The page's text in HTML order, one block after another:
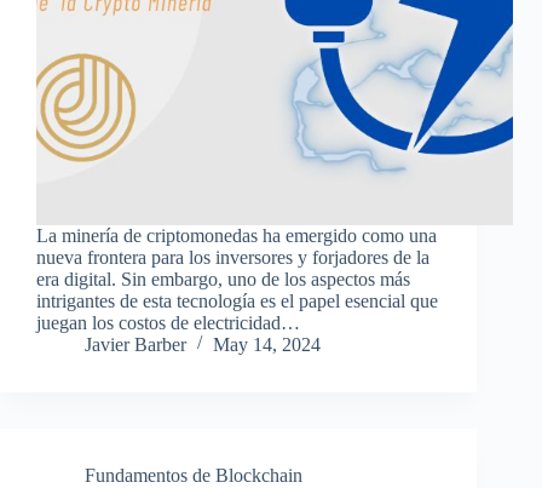
La minería de criptomonedas ha emergido como una
nueva frontera para los inversores y forjadores de la
era digital. Sin embargo, uno de los aspectos más
intrigantes de esta tecnología es el papel esencial que
juegan los costos de electricidad…
Javier Barber
May 14, 2024
Fundamentos de Blockchain